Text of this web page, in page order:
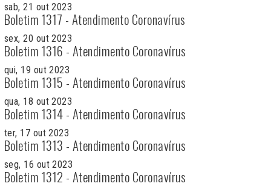
sab, 21 out 2023
Boletim 1317 - Atendimento Coronavírus
sex, 20 out 2023
Boletim 1316 - Atendimento Coronavírus
qui, 19 out 2023
Boletim 1315 - Atendimento Coronavírus
qua, 18 out 2023
Boletim 1314 - Atendimento Coronavírus
ter, 17 out 2023
Boletim 1313 - Atendimento Coronavírus
seg, 16 out 2023
Boletim 1312 - Atendimento Coronavírus